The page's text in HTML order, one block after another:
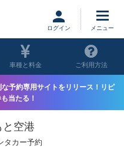
ログイン
車種と料金 ご利用方法
予約専用サイトをリリース！リピ
当たる！
と空港
タカー予約